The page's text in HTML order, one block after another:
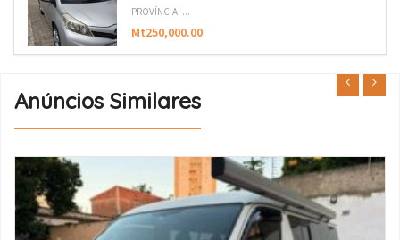
PROVÍNCIA: ...
Mt250,000.00
Anúncios Similares